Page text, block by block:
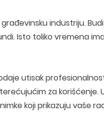
industriju.
Isto toliko vremena
utisak
za korišćenje.
koji prikazuju vaše